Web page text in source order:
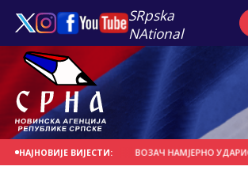
SRpska
NAtional
НАЈНОВИЈЕ ВИЈЕСТИ:
НА ДАНАШЊИ ДАН ВОЗАЧ НАМЈЕРНО УДАРИО У